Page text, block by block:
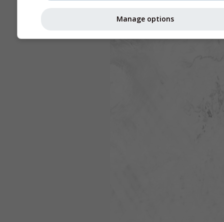
Manage options